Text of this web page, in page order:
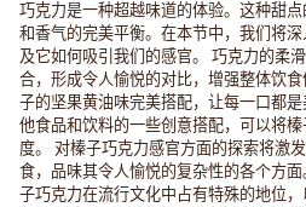
巧克力是一种超越味道的体验。这种甜
和香气的完美平衡。在本节中，我们将
及它如何吸引我们的感官。 巧克力的柔
合，形成令人愉悦的对比，增强整体饮
子的坚果黄油味完美搭配，让每一口都
他食品和饮料的一些创意搭配，可以将
度。 对榛子巧克力感官方面的探索将激
食，品味其令人愉悦的复杂性的各个方
子巧克力在流行文化中占有特殊的地位